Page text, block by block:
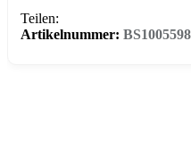
Teilen:
Artikelnummer: BS1005598